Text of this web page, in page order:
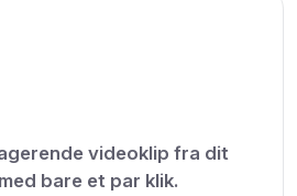
videoklip fra dit
bare et par klik.